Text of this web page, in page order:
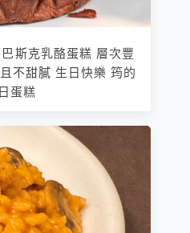
斯克乳酪蛋糕 層次豐
不甜膩 生日快樂 筠的
蛋糕